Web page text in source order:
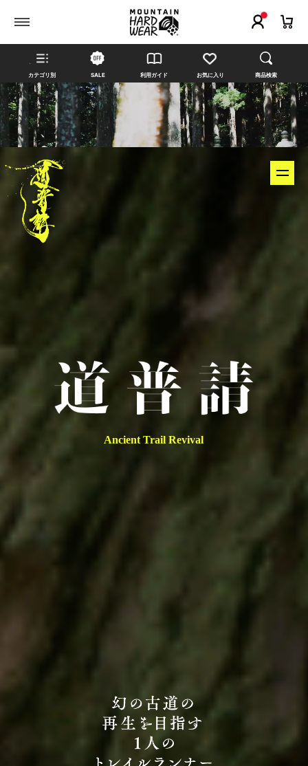
カテゴリ別 SALE 利用ガイド お気に入り 商品検索
Ancient Trail Revival